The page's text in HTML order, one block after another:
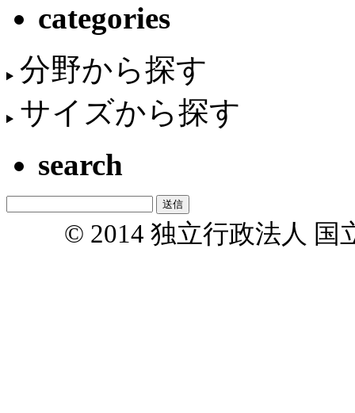
categories
分野から探す
サイズから探す
search
© 2014 独立行政法人 国